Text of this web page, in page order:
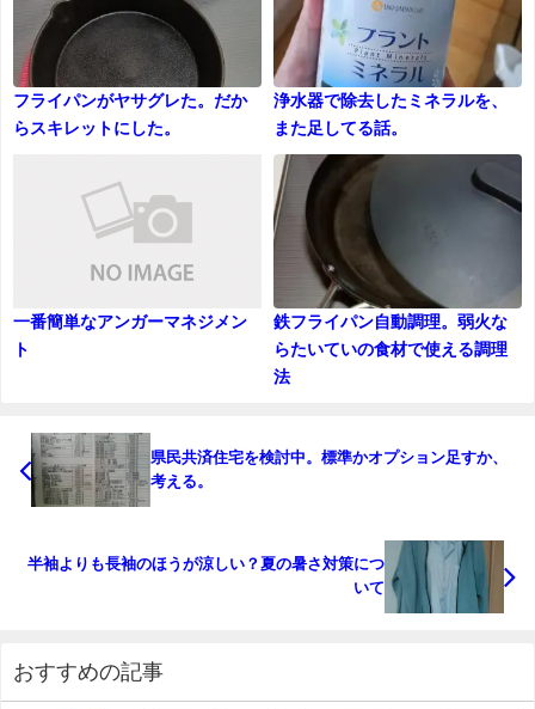
フライパンがヤサグレた。だか
らスキレットにした。
浄水器で除去したミネラルを、
また足してる話。
一番簡単なアンガーマネジメン
ト
鉄フライパン自動調理。弱火な
らたいていの食材で使える調理
法
県民共済住宅を検討中。標準かオプション足すか、
考える。
半袖よりも長袖のほうが涼しい？夏の暑さ対策につ
いて
おすすめの記事